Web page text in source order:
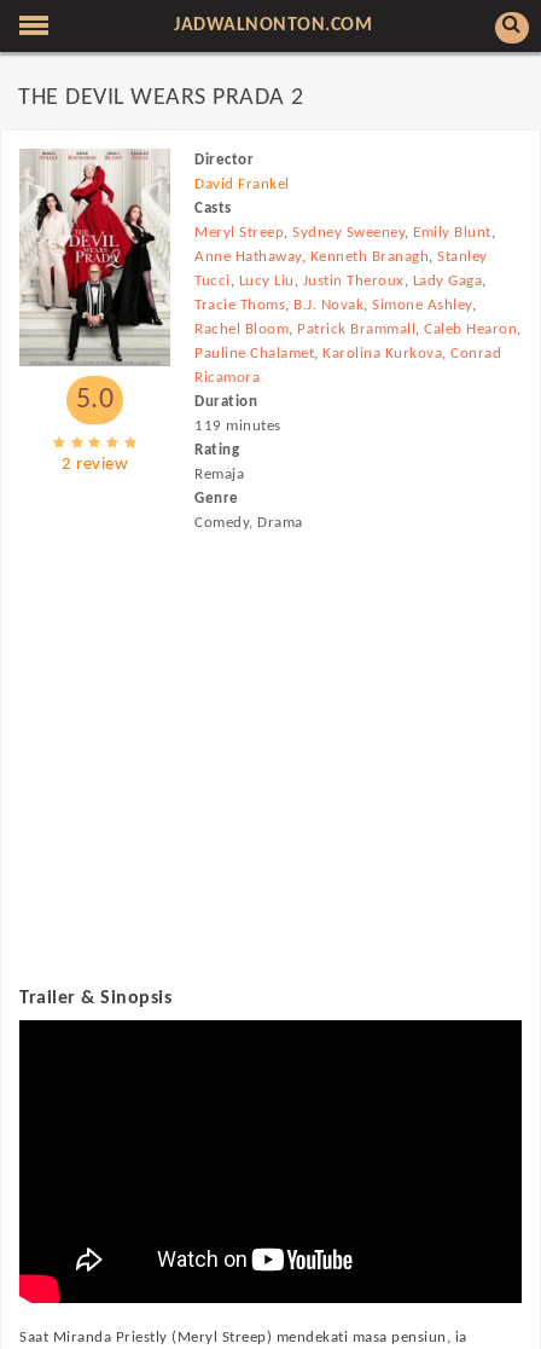
JADWALNONTON.COM
THE DEVIL WEARS PRADA 2
5.0
2 review
Director
David Frankel
Casts
Meryl Streep,Sydney Sweeney, Emily Blunt,
Anne Hathaway, Kenneth Branagh,Stanley
Tucci, Lucy Liu , Justin Theroux, Lady Gaga,
Tracie Thoms, B.J. Novak,Simone Ashley,
Rachel Bloom, Patrick Brammall ,Caleb Hearon,
Pauline Chalamet,Karolina Kurkova,Conrad
Ricamora
Duration
119 minutes
Rating
Remaja
Genre
Comedy, Drama
Trailer & Sinopsis
Saat Miranda Priestly (Meryl Streep) mendekati masa pensiun, ia